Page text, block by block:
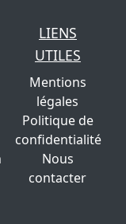
LIENS
UTILES
Mentions
légales
Politique de
confidentialité
Nous
contacter